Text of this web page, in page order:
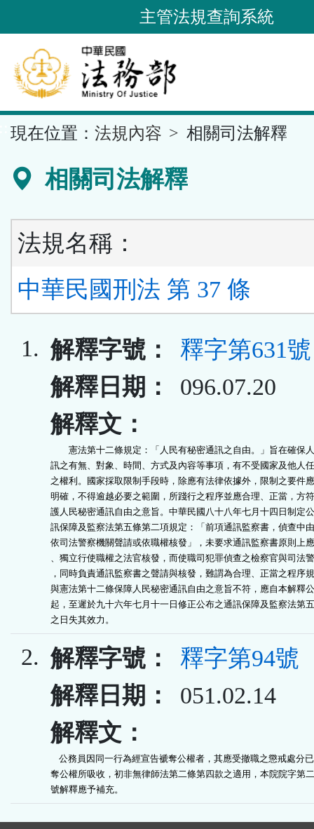
到
要
內
容
區
主管法規查詢系統
現在位置： 法規內容 相關司法解釋
相關司法解釋
法規名稱：
中華民國刑法 第 37 條
1. 解釋字號：
釋字第631號
解釋日期：
096.07.20
解釋文：
憲法第十二條規定：「人民有秘密通訊之自由。」旨在確保
訊之有無、對象、時間、方式及內容等事項，有不受國家及他人
之權利。國家採取限制手段時，除應有法律依據外，限制之要件
明確，不得逾越必要之範圍，所踐行之程序並應合理、正當，方
護人民秘密通訊自由之意旨。中華民國八十八年七月十四日制定
訊保障及監察法第五條第二項規定：「前項通訊監察書，偵查中
依司法警察機關聲請或依職權核發」，未要求通訊監察書原則上
、獨立行使職權之法官核發，而使職司犯罪偵查之檢察官與司法
，同時負責通訊監察書之聲請與核發，難謂為合理、正當之程序
與憲法第十二條保障人民秘密通訊自由之意旨不符，應自本解釋
起，至遲於九十六年七月十一日修正公布之通訊保障及監察法第
之日失其效力。
2. 解釋字號：
釋字第94號
解釋日期：
051.02.14
解釋文：
公務員因同一行為經宣告褫奪公權者，其應受撤職之懲戒處分
奪公權所吸收，初非無律師法第二條第四款之適用，本院院字第
號解釋應予補充。